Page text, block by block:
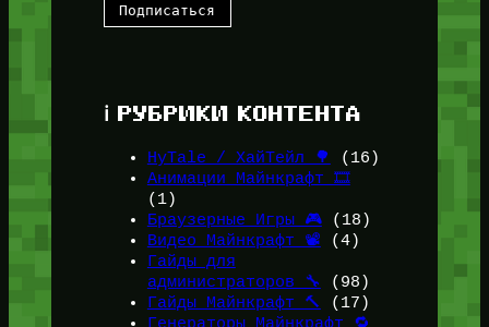
ℹ️ РУБРИКИ КОНТЕНТА
HyTale / ХайТейл 🌳
(16)
Анимации Майнкрафт 🎞️
(1)
Браузерные Игры 🎮(18)
Видео Майнкрафт 📽️ (4)
Гайды для
администраторов 🔧
(98)
Гайды Майнкрафт 🔨
(17)
Генераторы Майнкрафт 🔁